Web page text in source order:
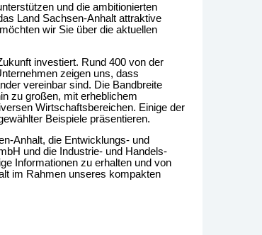
und die ambitionierten
Land Sachsen-Anhalt attraktive
wir Sie über die aktuellen
investiert. Rund 400 von der
zeigen uns, dass
vereinbar sind. Die Bandbreite
zu großen, mit erheblichem
Wirtschaftsbereichen. Einige der
Bei­spiele präsentieren.
Anhalt, die Entwicklungs- und
und die Industrie- und Handels­
Informationen zu erhalten und von
im Rahmen unseres kompakten